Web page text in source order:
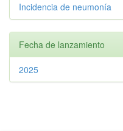
Incidencia de neumonía
Fecha de lanzamiento
2025